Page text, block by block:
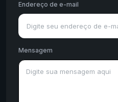
Endereço de e-mail
Mensagem